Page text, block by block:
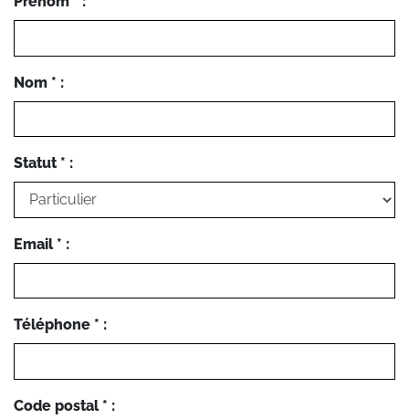
Nom * :
Statut * :
Email * :
Téléphone * :
Code postal * :